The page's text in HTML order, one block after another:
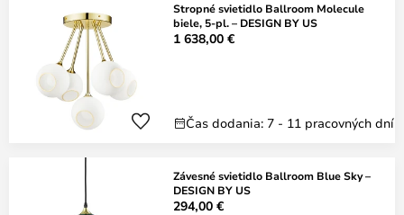
Stropné svietidlo Ballroom Molecule
biele, 5-pl. – DESIGN BY US
1 638,00 €
Čas dodania: 7 - 11 pracovných dní
Závesné svietidlo Ballroom Blue Sky –
DESIGN BY US
294,00 €